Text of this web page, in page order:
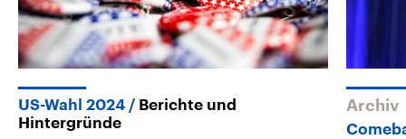
US-Wahl 2024
Berichte und
Hintergründe
Archiv